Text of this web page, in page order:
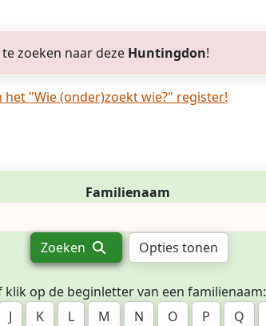
zoeken naar deze Huntingdon!
"Wie (onder)zoekt wie?" register!
Familienaam
Zoeken Opties tonen
klik op de beginletter van een familienaam:
J K L M N O P Q